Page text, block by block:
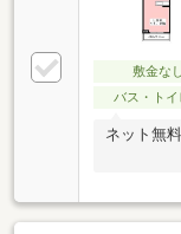
敷金なし
バス・トイ
ネット無